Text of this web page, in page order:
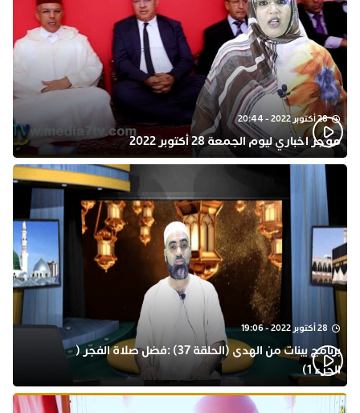
28 أكتوبر 2022 - 20:44
موجز اخباري ليوم الجمعة 28 أكتوبر 2022
28 أكتوبر 2022 - 19:06
برنامج بينات من الهدى (الحلقة 37) :فضل صلاة الفجر (
الجزء 1)